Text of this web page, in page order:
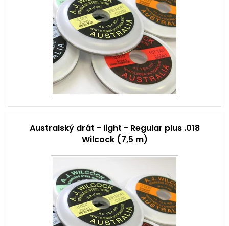
Australský drát - light - Regular plus .018
Wilcock (7,5 m)